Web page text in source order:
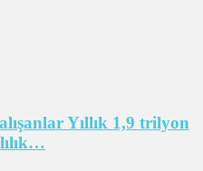
Yıllık 1,9 trilyon